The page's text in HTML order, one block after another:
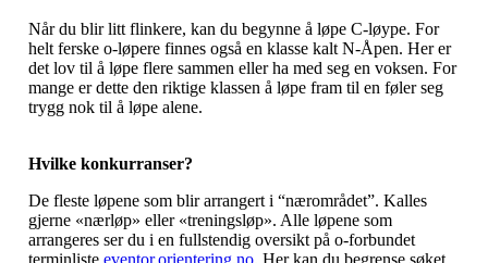
Når du blir litt flinkere, kan du begynne å løpe C-løype. For
helt ferske o-løpere finnes også en klasse kalt N-Åpen. Her er
det lov til å løpe flere sammen eller ha med seg en voksen. For
mange er dette den riktige klassen å løpe fram til en føler seg
trygg nok til å løpe alene.
Hvilke konkurranser?
De fleste løpene som blir arrangert i “nærområdet”. Kalles
gjerne «nærløp» eller «treningsløp». Alle løpene som
arrangeres ser du i en fullstendig oversikt på o-forbundet
terminliste eventor.orientering.no. Her kan du begrense søket